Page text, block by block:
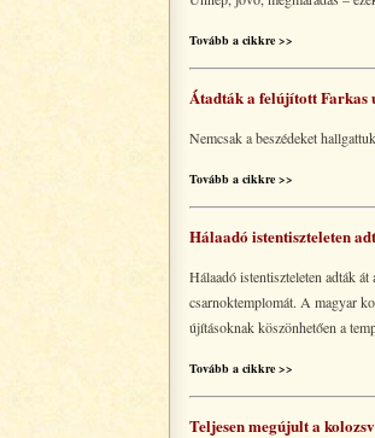
Tovább a cikkre >>
Átadták a felújított Farkas
Nemcsak a beszédeket
Tovább a cikkre >>
Hálaadó istentiszteleten
Hálaadó istentiszteleten adták
csarnoktemplomát. A magyar
újításoknak köszönhetően a
Tovább a cikkre >>
Teljesen megújult a